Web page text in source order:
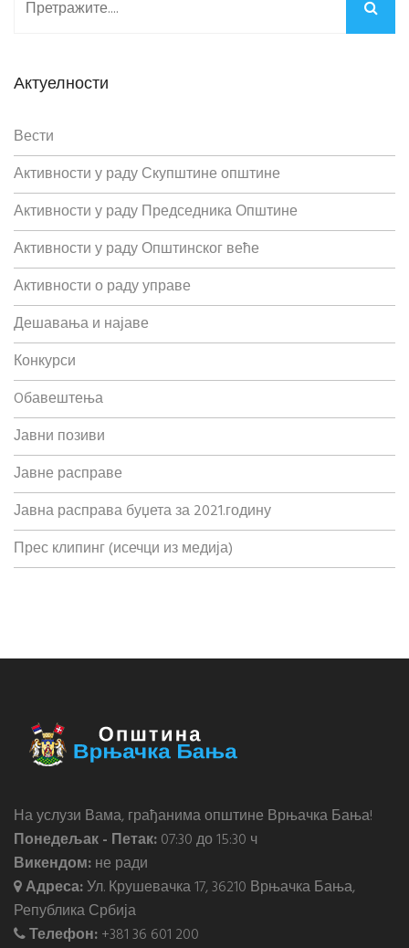
Актуелности
Вести
Активности у раду Скупштине општине
Активности у раду Председника Општине
Активности у раду Општинског веће
Активности о раду управе
Дешавања и најаве
Конкурси
Oбавештења
Јавни позиви
Јавне расправе
Јавна расправа буџета за 2021.годину
Прес клипинг (исечци из медија)
На услузи Вама, грађанима општине Врњачка Бања!
Понедељак - Петак:07:30 до 15:30 ч
Викендом:не ради
Адреса:Ул. Крушевачка 17, 36210 Врњачка Бања,
Република Србија
Телефон:+381 36 601 200